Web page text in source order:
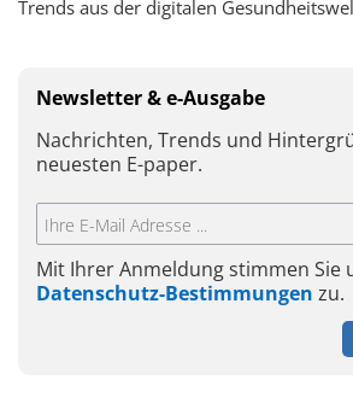
Trends aus der digitalen
Newsletter & e-Ausgabe
Nachrichten, Trends und
neuesten E-paper.
Mit Ihrer Anmeldung stimmen Sie
Datenschutz-Bestimmungen zu.